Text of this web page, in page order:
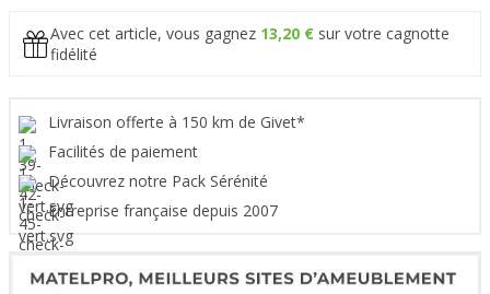
Avec cet article, vous gagnez 13,20 € sur votre cagnotte
fidélité
Livraison offerte à 150 km de Givet*
Facilités de paiement
Découvrez notre Pack Sérénité
Entreprise française depuis 2007